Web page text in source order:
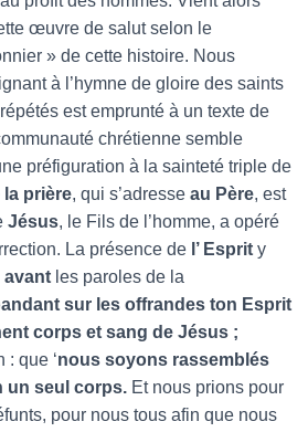
œuvre de salut selon le
» de cette histoire. Nous
à l’hymne de gloire des saints
répétés est emprunté à un texte de
chrétienne semble
préfiguration à la sainteté triple de
prière, qui s’adresse au Père, est
Jésus, le Fils de l’homme, a opéré
La présence de l’ Esprit y
avant les paroles de la
sur les offrandes ton Esprit
corps et sang de Jésus ;
: que ‘nous soyons rassemblés
un seul corps. Et nous prions pour
pour nous tous afin que nous